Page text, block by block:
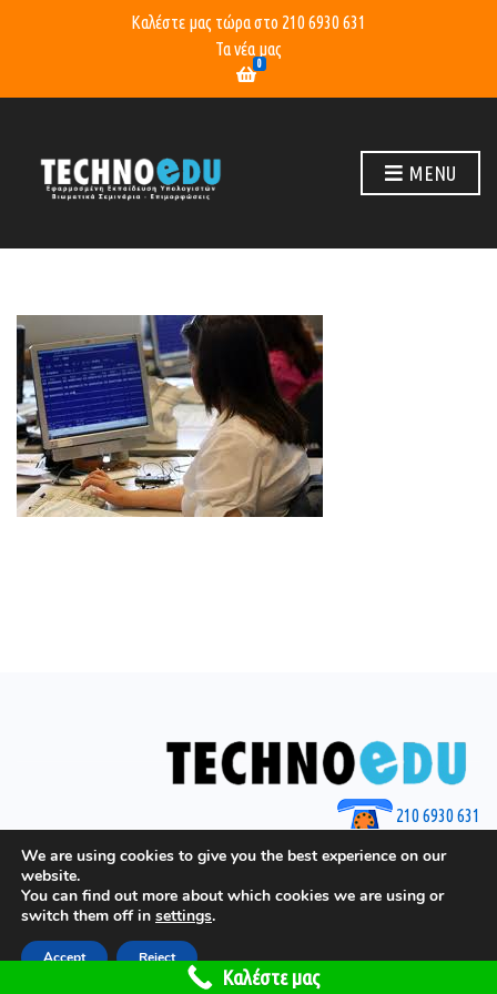
Καλέστε μας τώρα στο 210 6930 631
Τα νέα μας
0
MENU
210 6930 631
© 2025 by Techno Edu
Το site έχει γίνει από τοGGeorgiou.gr
We are using cookies to give you the best experience on our
website.
You can find out more about which cookies we are using or
switch them off in settings.
Accept Reject
Καλέστε μας